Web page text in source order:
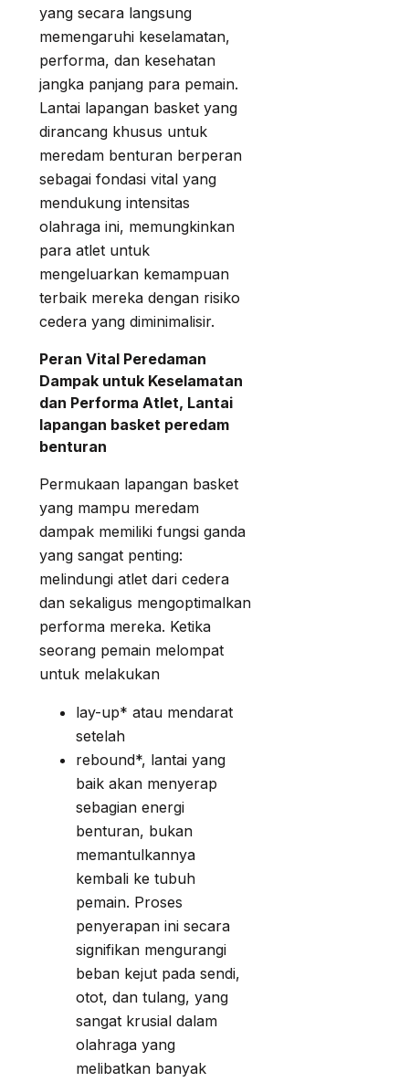
yang secara langsung
memengaruhi keselamatan,
performa, dan kesehatan
jangka panjang para pemain.
Lantai lapangan basket yang
dirancang khusus untuk
meredam benturan berperan
sebagai fondasi vital yang
mendukung intensitas
olahraga ini, memungkinkan
para atlet untuk
mengeluarkan kemampuan
terbaik mereka dengan risiko
cedera yang diminimalisir.
Peran Vital Peredaman
Dampak untuk Keselamatan
dan Performa Atlet, Lantai
lapangan basket peredam
benturan
Permukaan lapangan basket
yang mampu meredam
dampak memiliki fungsi ganda
yang sangat penting:
melindungi atlet dari cedera
dan sekaligus mengoptimalkan
performa mereka. Ketika
seorang pemain melompat
untuk melakukan
lay-up* atau mendarat
setelah
rebound*, lantai yang
baik akan menyerap
sebagian energi
benturan, bukan
memantulkannya
kembali ke tubuh
pemain. Proses
penyerapan ini secara
signifikan mengurangi
beban kejut pada sendi,
otot, dan tulang, yang
sangat krusial dalam
olahraga yang
melibatkan banyak